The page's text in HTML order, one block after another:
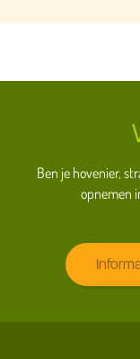
Ben je hovenier,
opnemen